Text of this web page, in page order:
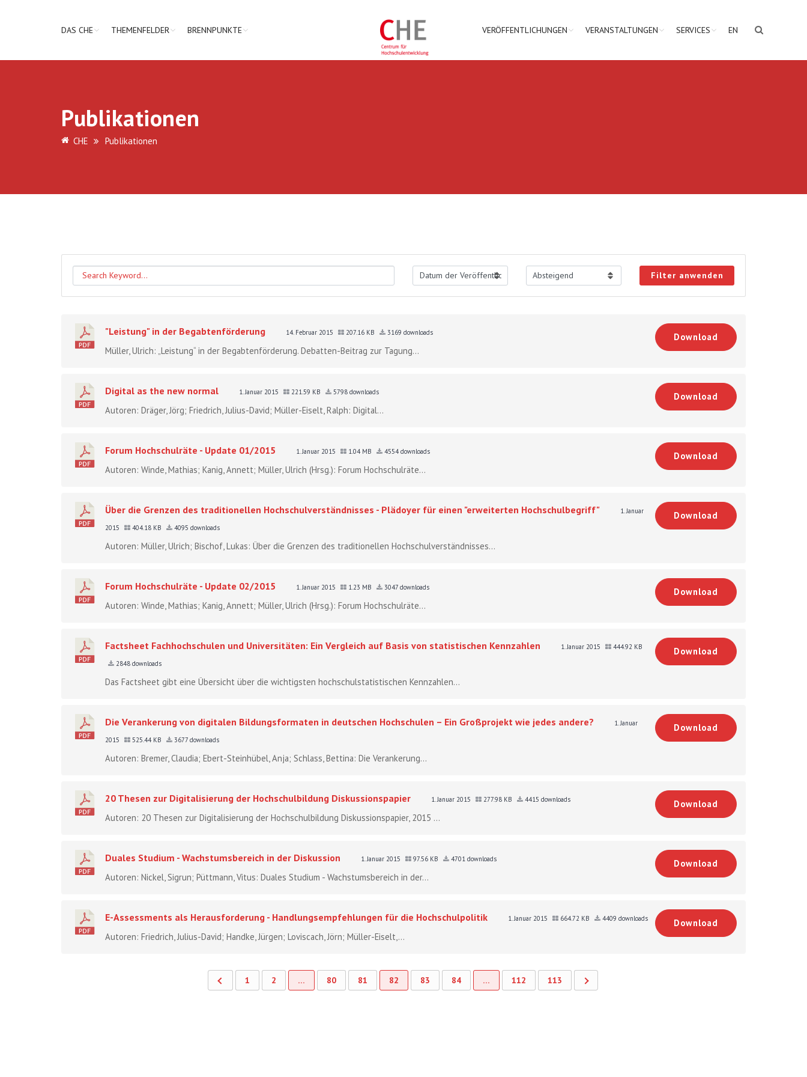
DAS CHE THEMENFELDER BRENNPUNKTE VERÖFFENTLICHUNGEN VERANSTALTUNGEN SERVICES EN
Publikationen
CHE Publikationen
Filter anwenden
"Leistung" in der Begabtenförderung 14. Februar 2015 207.16 KB 3169 downloads
Müller, Ulrich: „Leistung“ in der Begabtenförderung. Debatten-Beitrag zur Tagung...
Download
Digital as the new normal 1. Januar 2015 221.59 KB 5798 downloads
Autoren: Dräger, Jörg; Friedrich, Julius-David; Müller-Eiselt, Ralph: Digital...
Download
Forum Hochschulräte - Update 01/2015 1. Januar 2015 1.04 MB 4554 downloads
Autoren: Winde, Mathias; Kanig, Annett; Müller, Ulrich (Hrsg.): Forum Hochschulräte...
Download
Über die Grenzen des traditionellen Hochschulverständnisses - Plädoyer für einen "erweiterten Hochschulbegriff"
1. Januar
2015
404.18 KB 4095 downloads
Autoren: Müller, Ulrich; Bischof, Lukas: Über die Grenzen des traditionellen Hochschulverständnisses...
Download
Forum Hochschulräte - Update 02/2015 1. Januar 2015 1.23 MB 3047 downloads
Autoren: Winde, Mathias; Kanig, Annett; Müller, Ulrich (Hrsg.): Forum Hochschulräte...
Download
Factsheet Fachhochschulen und Universitäten: Ein Vergleich auf Basis von statistischen Kennzahlen 1. Januar 2015
444.92 KB
2848 downloads
Das Factsheet gibt eine Übersicht über die wichtigsten hochschulstatistischen Kennzahlen...
Download
Die Verankerung von digitalen Bildungsformaten in deutschen Hochschulen – Ein Großprojekt wie jedes andere?
1. Januar
2015
525.44 KB 3677 downloads
Autoren: Bremer, Claudia; Ebert-Steinhübel, Anja; Schlass, Bettina: Die Verankerung...
Download
20 Thesen zur Digitalisierung der Hochschulbildung Diskussionspapier 1. Januar 2015 277.98 KB 4415 downloads
Autoren: 20 Thesen zur Digitalisierung der Hochschulbildung Diskussionspapier, 2015 ...
Download
Duales Studium - Wachstumsbereich in der Diskussion 1. Januar 2015 97.56 KB 4701 downloads
Autoren: Nickel, Sigrun; Püttmann, Vitus: Duales Studium - Wachstumsbereich in der...
Download
E-Assessments als Herausforderung - Handlungsempfehlungen für die Hochschulpolitik 1. Januar 2015 664.72 KB 4409 downloads
Autoren: Friedrich, Julius-David; Handke, Jürgen; Loviscach, Jörn; Müller-Eiselt,...
Download
1 2 … 80 81 82 83 84 … 112 113